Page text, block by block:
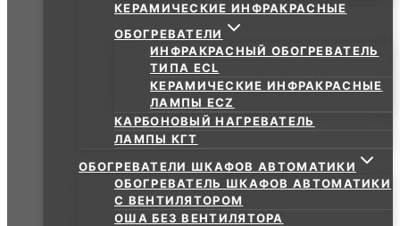
КЕРАМИЧЕСКИЕ ИНФРАКРАСНЫЕ
ОБОГРЕВАТЕЛИ
ИНФРАКРАСНЫЙ ОБОГРЕВАТЕЛЬ
ТИПА ECL
КЕРАМИЧЕСКИЕ ИНФРАКРАСНЫЕ
ЛАМПЫ ECZ
КАРБОНОВЫЙ НАГРЕВАТЕЛЬ
ЛАМПЫ КГТ
ОБОГРЕВАТЕЛИ ШКАФОВ АВТОМАТИКИ
ОБОГРЕВАТЕЛЬ ШКАФОВ АВТОМАТИКИ
С ВЕНТИЛЯТОРОМ
ОША БЕЗ ВЕНТИЛЯТОРА